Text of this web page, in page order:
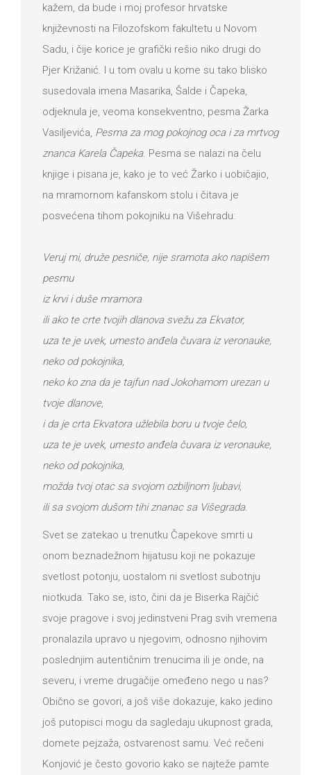
kažem, da bude i moj profesor hrvatske
književnosti na Filozofskom fakultetu u Novom
Sadu, i čije korice je grafički rešio niko drugi do
Pjer Križanić. I u tom ovalu u kome su tako blisko
susedovala imena Masarika, Šalde i Čapeka,
odjeknula je, veoma konsekventno, pesma Žarka
Vasiljevića, Pesma za mog pokojnog oca i za mrtvog
znanca Karela Čapeka. Pesma se nalazi na čelu
knjige i pisana je, kako je to već Žarko i uobičajio,
na mramornom kafanskom stolu i čitava je
posvećena tihom pokojniku na Višehradu:
Veruj mi, druže pesniče, nije sramota ako napišem
pesmu
iz krvi i duše mramora
ili ako te crte tvojih dlanova svežu za Ekvator,
uza te je uvek, umesto anđela čuvara iz veronauke,
neko od pokojnika,
neko ko zna da je tajfun nad Jokohamom urezan u
tvoje dlanove,
i da je crta Ekvatora užlebila boru u tvoje čelo,
uza te je uvek, umesto anđela čuvara iz veronauke,
neko od pokojnika,
možda tvoj otac sa svojom ozbiljnom ljubavi,
ili sa svojom dušom tihi znanac sa Višegrada.
Svet se zatekao u trenutku Čapekove smrti u
onom beznadežnom hijatusu koji ne pokazuje
svetlost potonju, uostalom ni svetlost subotnju
niotkuda. Tako se, isto, čini da je Biserka Rajčić
svoje pragove i svoj jedinstveni Prag svih vremena
pronalazila upravo u njegovim, odnosno njihovim
poslednjim autentičnim trenucima ili je onde, na
severu, i vreme drugačije omeđeno nego u nas?
Obično se govori, a još više dokazuje, kako jedino
još putopisci mogu da sagledaju ukupnost grada,
domete pejzaža, ostvarenost samu. Već rečeni
Konjović je često govorio kako se najteže pamte